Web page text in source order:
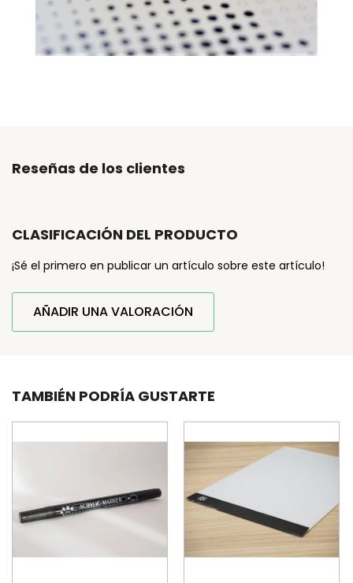
Reseñas de los clientes
CLASIFICACIÓN DEL PRODUCTO
¡Sé el primero en publicar un artículo sobre este artículo!
AÑADIR UNA VALORACIÓN
TAMBIÉN PODRÍA GUSTARTE